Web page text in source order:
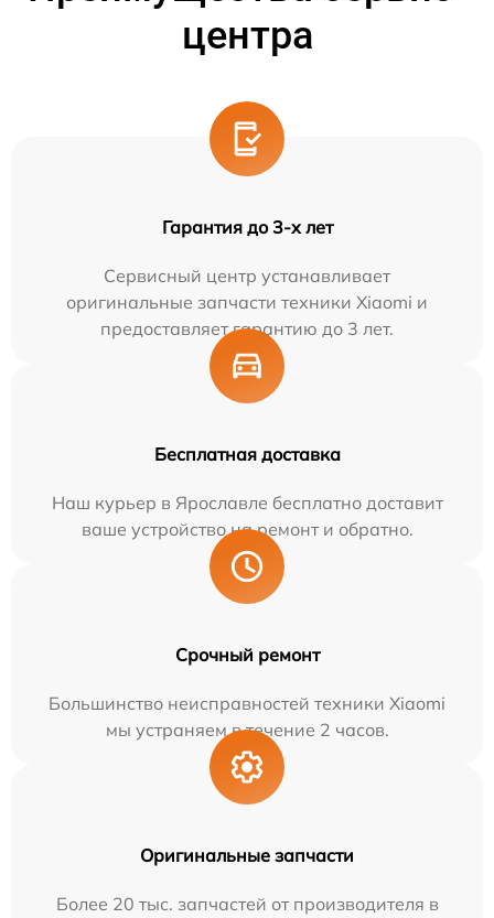
центра
Гарантия до 3-х лет
Сервисный центр устанавливает
оригинальные запчасти техники Xiaomi и
предоставляет гарантию до 3 лет.
Бесплатная доставка
Наш курьер в Ярославле бесплатно доставит
ваше устройство на ремонт и обратно.
Срочный ремонт
Большинство неисправностей техники Xiaomi
мы устраняем в течение 2 часов.
Оригинальные запчасти
Более 20 тыс. запчастей от производителя в